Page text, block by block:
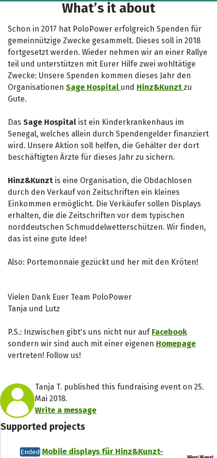
What’s it about
Schon in 2017 hat PoloPower erfolgreich Spenden für
gemeinnützige Zwecke gesammelt. Dieses soll in 2018
fortgesetzt werden. Wieder nehmen wir an einer Rallye
teil und unterstützen mit Eurer Hilfe zwei wohltätige
Zwecke: Unsere Spenden kommen dieses Jahr den
OrganisationenSage Hospital und Hinz&Kunztzu
Gute.
DasSage Hospital ist ein Kinderkrankenhaus im
Senegal, welches allein durch Spendengelder finanziert
wird. Unsere Aktion soll helfen, die Gehälter der dort
beschäftigten Ärzte für dieses Jahr zu sichern.
Hinz&Kunzt is eine Organisation, die Obdachlosen
durch den Verkauf von Zeitschriften ein kleines
Einkommen ermöglicht. Die Verkäufer sollen Displays
erhalten, die die Zeitschriften vor dem typischen
norddeutschen Schmuddelwetterschützen. Wir finden,
das ist eine gute Idee!
Also: Portemonnaie gezückt und her mit den Kröten!
Vielen Dank Euer Team PoloPower
Tanja und Lutz
P.S.: Inzwischen gibt's uns nicht nur auf Facebook
sondern wir sind auch mit einer eigenen Homepage
vertreten! Follow us!
Tanja T. published this fundraising event on 25.
Mai 2018.
Write a message
Supported projects
Ended Mobile displays für Hinz&Kunzt-